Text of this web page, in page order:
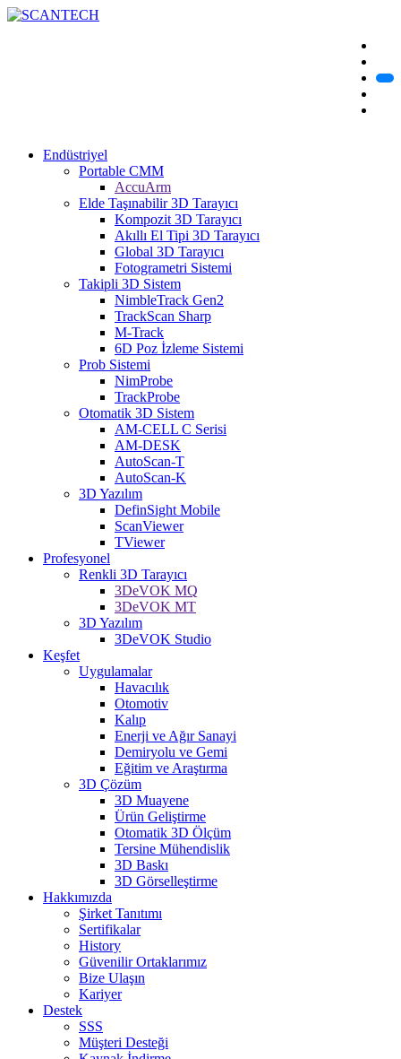
Endüstriyel
Portable CMM
AccuArm
Elde Taşınabilir 3D Tarayıcı
Kompozit 3D Tarayıcı
Akıllı El Tipi 3D Tarayıcı
Global 3D Tarayıcı
Fotogrametri Sistemi
Takipli 3D Sistem
NimbleTrack Gen2
TrackScan Sharp
M-Track
6D Poz İzleme Sistemi
Prob Sistemi
NimProbe
TrackProbe
Otomatik 3D Sistem
AM-CELL C Serisi
AM-DESK
AutoScan-T
AutoScan-K
3D Yazılım
DefinSight Mobile
ScanViewer
TViewer
Profesyonel
Renkli 3D Tarayıcı
3DeVOK MQ
3DeVOK MT
3D Yazılım
3DeVOK Studio
Keşfet
Uygulamalar
Havacılık
Otomotiv
Kalıp
Enerji ve Ağır Sanayi
Demiryolu ve Gemi
Eğitim ve Araştırma
3D Çözüm
3D Muayene
Ürün Geliştirme
Otomatik 3D Ölçüm
Tersine Mühendislik
3D Baskı
3D Görselleştirme
Hakkımızda
Şirket Tanıtımı
Sertifikalar
History
Güvenilir Ortaklarımız
Bize Ulaşın
Kariyer
Destek
SSS
Müşteri Desteği